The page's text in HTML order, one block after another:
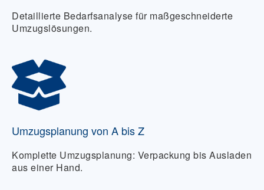
Detaillierte Bedarfsanalyse für maßgeschneiderte
Umzugslösungen.
Umzugsplanung von A bis Z
Komplette Umzugsplanung: Verpackung bis Ausladen
aus einer Hand.